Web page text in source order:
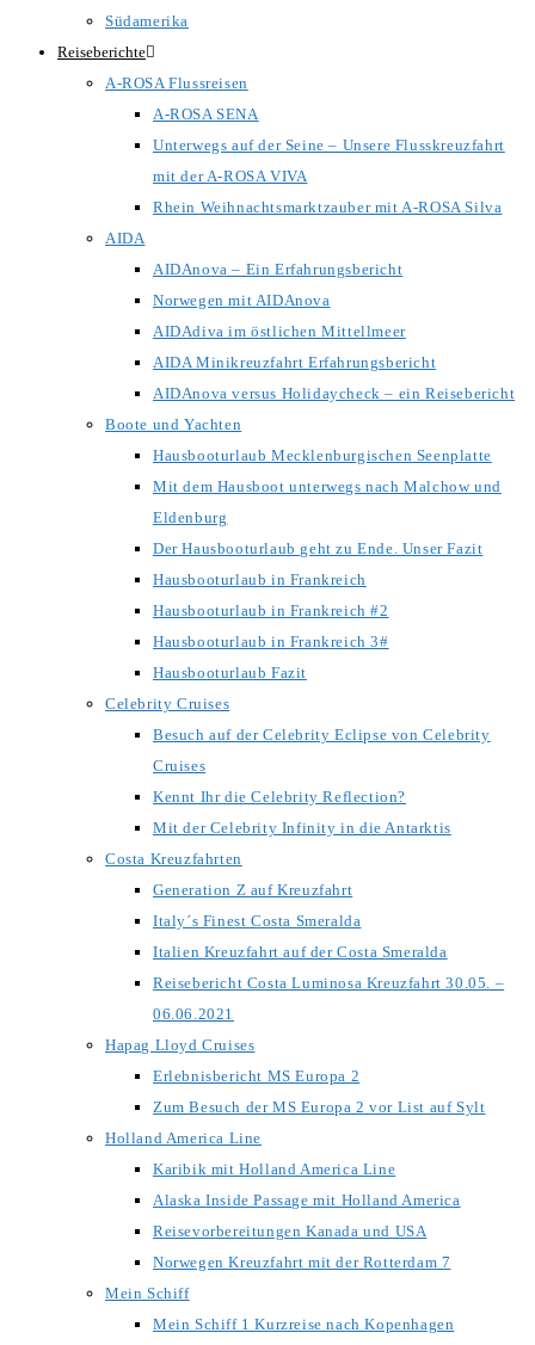
Südamerika
Reiseberichte
A-ROSA Flussreisen
A-ROSA SENA
Unterwegs auf der Seine – Unsere Flusskreuzfahrt
mit der A-ROSA VIVA
Rhein Weihnachtsmarktzauber mit A-ROSA Silva
AIDA
AIDAnova – Ein Erfahrungsbericht
Norwegen mit AIDAnova
AIDAdiva im östlichen Mittellmeer
AIDA Minikreuzfahrt Erfahrungsbericht
AIDAnova versus Holidaycheck – ein Reisebericht
Boote und Yachten
Hausbooturlaub Mecklenburgischen Seenplatte
Mit dem Hausboot unterwegs nach Malchow und
Eldenburg
Der Hausbooturlaub geht zu Ende. Unser Fazit
Hausbooturlaub in Frankreich
Hausbooturlaub in Frankreich #2
Hausbooturlaub in Frankreich 3#
Hausbooturlaub Fazit
Celebrity Cruises
Besuch auf der Celebrity Eclipse von Celebrity
Cruises
Kennt Ihr die Celebrity Reflection?
Mit der Celebrity Infinity in die Antarktis
Costa Kreuzfahrten
Generation Z auf Kreuzfahrt
Italy´s Finest Costa Smeralda
Italien Kreuzfahrt auf der Costa Smeralda
Reisebericht Costa Luminosa Kreuzfahrt 30.05. –
06.06.2021
Hapag Lloyd Cruises
Erlebnisbericht MS Europa 2
Zum Besuch der MS Europa 2 vor List auf Sylt
Holland America Line
Karibik mit Holland America Line
Alaska Inside Passage mit Holland America
Reisevorbereitungen Kanada und USA
Norwegen Kreuzfahrt mit der Rotterdam 7
Mein Schiff
Mein Schiff 1 Kurzreise nach Kopenhagen